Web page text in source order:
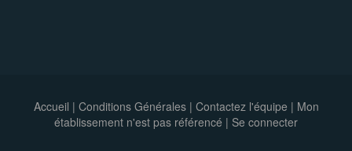
Accueil | Conditions Générales| Contactez l'équipe | Mon
établissement n'est pas référencé | Se connecter